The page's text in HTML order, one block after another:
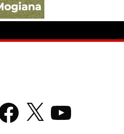
Facebook
X YouTube